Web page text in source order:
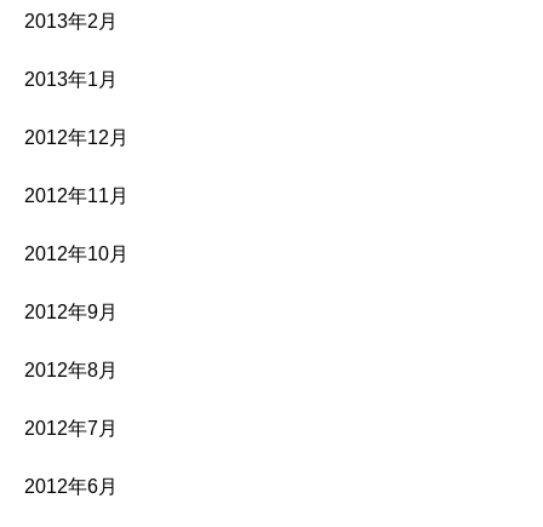
2013年2月
2013年1月
2012年12月
2012年11月
2012年10月
2012年9月
2012年8月
2012年7月
2012年6月